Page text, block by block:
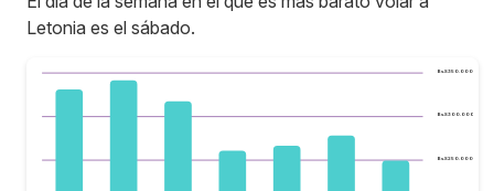
Letonia es el sábado.
Bs.S250.000
Bs.S300.000
Bs.S350.000